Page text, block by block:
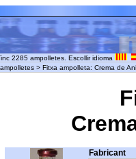
2285 ampolletes. Escollir idioma
> Fitxa ampolleta: Crema de
Fabricant